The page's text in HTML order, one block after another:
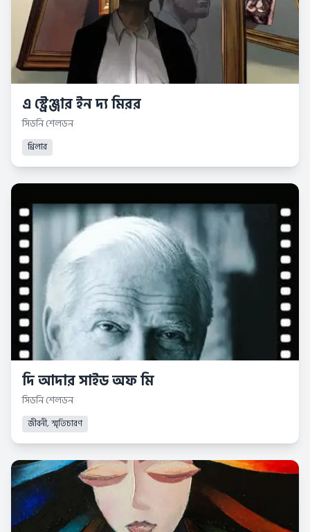
এ স্ট্রেঞ্জার ইন দ্য মিরর
সিডনি শেলডন
থ্রিলার
দি আদার সাইড অফ মি
সিডনি শেলডন
জীবনী, স্মৃতিচারণ